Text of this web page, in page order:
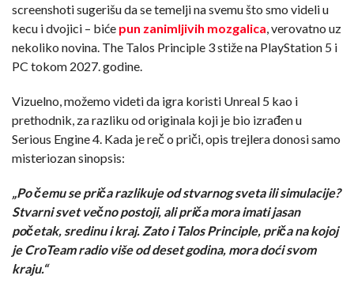
screenshoti sugerišu da se temelji na svemu što smo videli u
kecu i dvojici – biće pun zanimljivih mozgalica , verovatno uz
nekoliko novina. The Talos Principle 3 stiže na PlayStation 5 i
PC tokom 2027. godine.
Vizuelno, možemo videti da igra koristi Unreal 5 kao i
prethodnik, za razliku od originala koji je bio izrađen u
Serious Engine 4. Kada je reč o priči, opis trejlera donosi samo
misteriozan sinopsis:
„Po čemu se priča razlikuje od stvarnog sveta ili simulacije?
Stvarni svet večno postoji, ali priča mora imati jasan
početak, sredinu i kraj. Zato i Talos Principle, priča na kojoj
je CroTeam radio više od deset godina, mora doći svom
kraju.“